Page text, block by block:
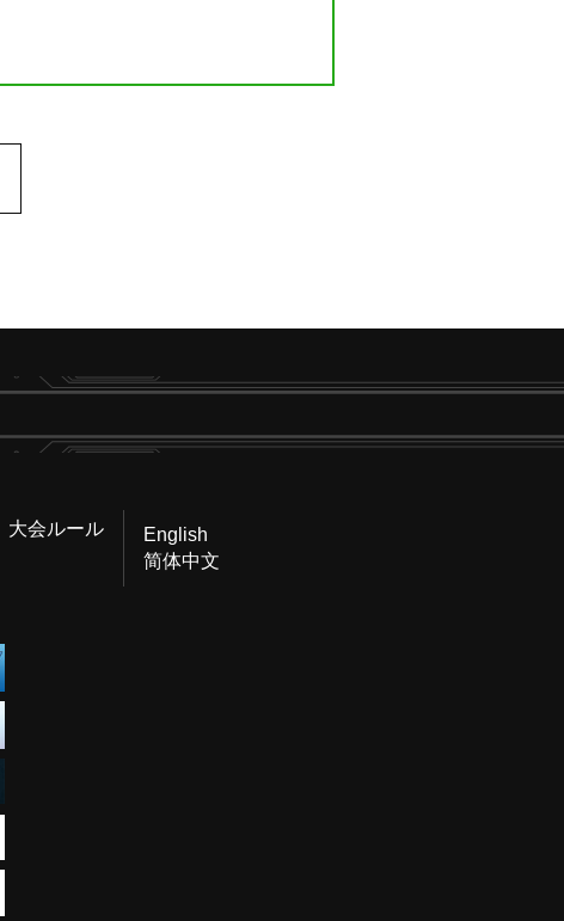
大会ルール
English
简体中文